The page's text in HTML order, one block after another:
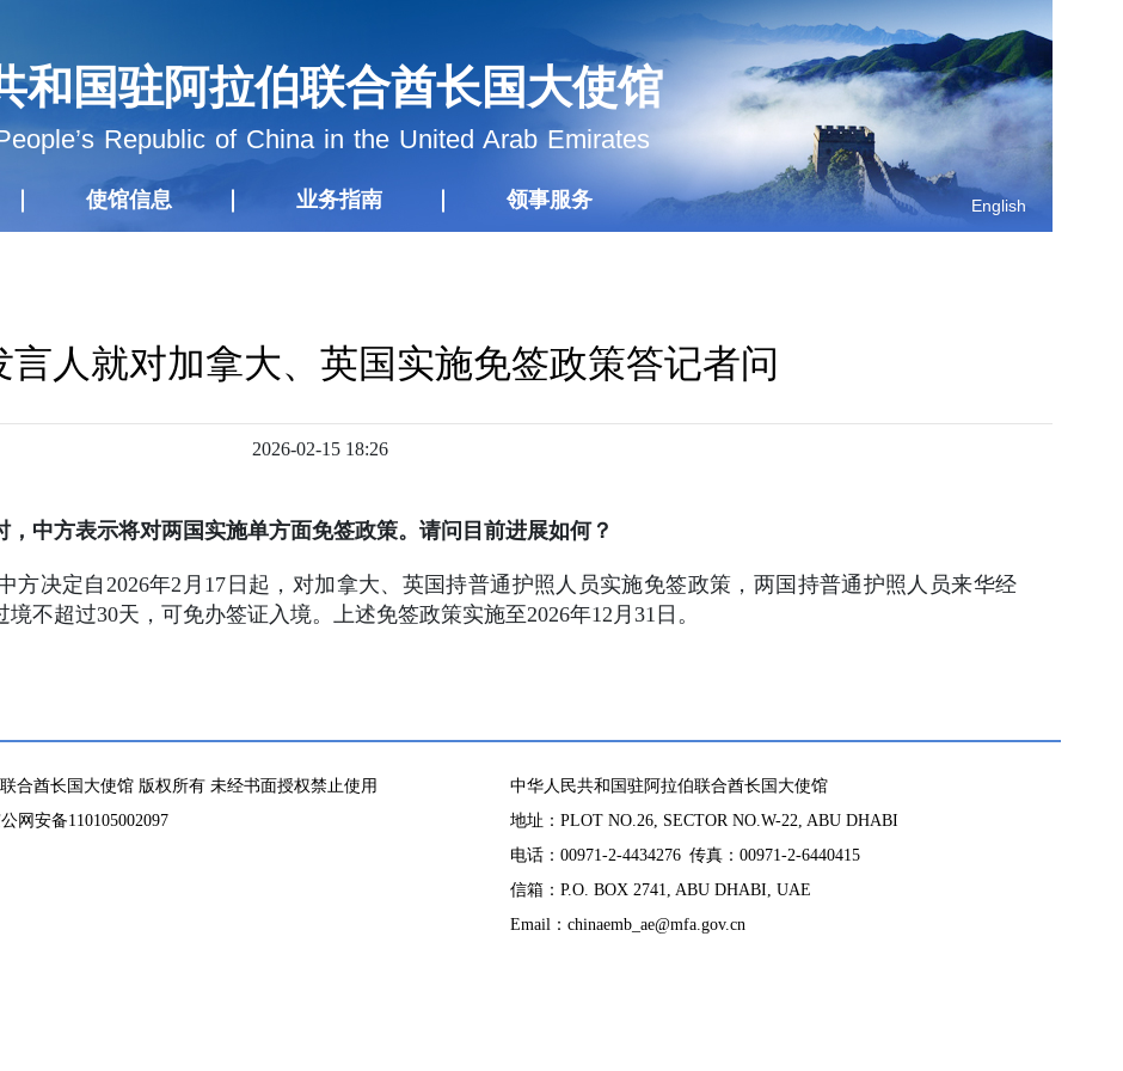
和国驻阿拉伯联合酋长国大使馆
Republic of China in the United Arab Emirates
使馆信息 业务指南 领事服务 English
言人就对加拿大、英国实施免签政策答记者问
2026-02-15 18:26
中方表示将对两国实施单方面免签政策。请问目前进展如何？
方决定自2026年2月17日起，对加拿大、英国持普通护照人员实施免签政策，两国持普通护照人员来华经
不超过30天，可免办签证入境。上述免签政策实施至2026年12月31日。
合酋长国大使馆 版权所有 未经书面授权禁止使用
网安备110105002097
中华人民共和国驻阿拉伯联合酋长国大使馆
地址：PLOT NO.26, SECTOR NO.W-22, ABU DHABI
电话：00971-2-4434276 传真：00971-2-6440415
信箱：P.O. BOX 2741, ABU DHABI, UAE
Email：chinaemb_ae@mfa.gov.cn